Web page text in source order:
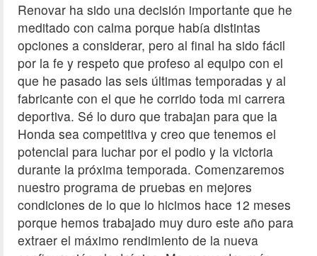
Renovar ha sido una decisión importante que he
meditado con calma porque había distintas
opciones a considerar, pero al final ha sido fácil
por la fe y respeto que profeso al equipo con el
que he pasado las seis últimas temporadas y al
fabricante con el que he corrido toda mi carrera
deportiva. Sé lo duro que trabajan para que la
Honda sea competitiva y creo que tenemos el
potencial para luchar por el podio y la victoria
durante la próxima temporada. Comenzaremos
nuestro programa de pruebas en mejores
condiciones de lo que lo hicimos hace 12 meses
porque hemos trabajado muy duro este año para
extraer el máximo rendimiento de la nueva